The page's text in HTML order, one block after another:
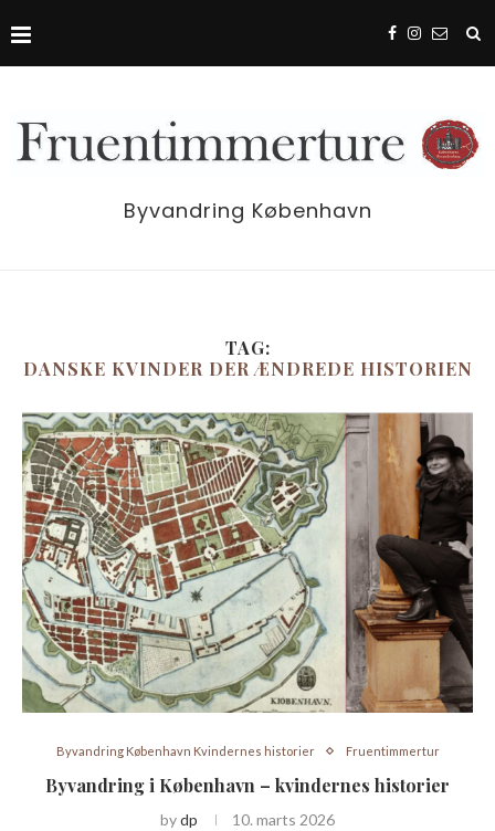
Byvandring København
TAG:
DANSKE KVINDER DER ÆNDREDE HISTORIEN
Byvandring København Kvindernes historier Fruentimmertur
Byvandring i København – kvindernes historier
bydp 10. marts 2026